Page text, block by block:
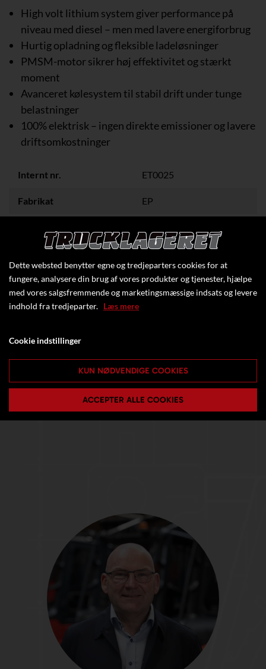
High volt lithium system giver performance på
niveau med diesel – men med lavere energiforbrug
Hurtig opladning og fleksible ladeløsninger
PMSM-motor sikrer høj effektivitet og stærkt
moment
Avanceret kølesystem til stabil drift under tunge
belastninger
100% elektrisk – ingen direkte emissioner og lavere
driftsomkostninger
Internt nr. ET0025
Fabrikat EP
Kapacitet (kg) 25000
Dette websted benytter egne og tredjeparters cookies for at
fungere, analysere din brug af vores produkter og tjenester, hjælpe
med vores salgsfremmende og marketingsmæssige indsats og levere
indhold fra tredjeparter. Læs mere
Cookie indstillinger
KUN NØDVENDIGE COOKIES
ACCEPTER ALLE COOKIES